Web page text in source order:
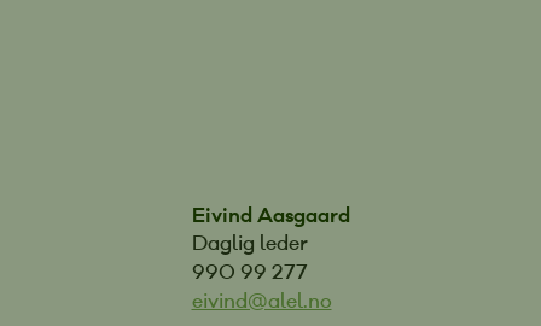
Eivind Aasgaard
Daglig leder
990 99 277
eivind@alel.no